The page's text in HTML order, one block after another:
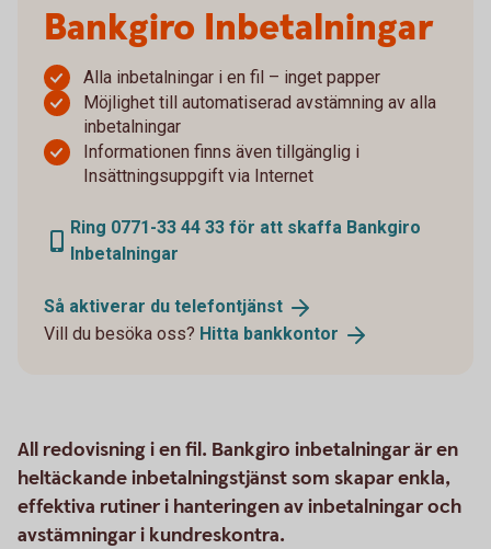
Bankgiro Inbetalningar
Alla inbetalningar i en fil – inget papper
Möjlighet till automatiserad avstämning av alla
inbetalningar
Informationen finns även tillgänglig i
Insättningsuppgift via Internet
Ring 0771-33 44 33 för att skaffa Bankgiro
Inbetalningar
Så aktiverar du telefontjänst
Vill du besöka oss? Hitta bankkontor
All redovisning i en fil. Bankgiro inbetalningar är en
heltäckande inbetalningstjänst som skapar enkla,
effektiva rutiner i hanteringen av inbetalningar och
avstämningar i kundreskontra.